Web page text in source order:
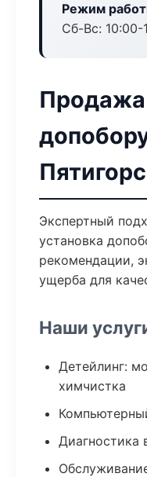
Режим
Сб-Вс: 10:00-
Продажа
Экспертный
установка
рекомендации,
ущерба для
Наши
Детейлинг:
химчистка
Диагностика